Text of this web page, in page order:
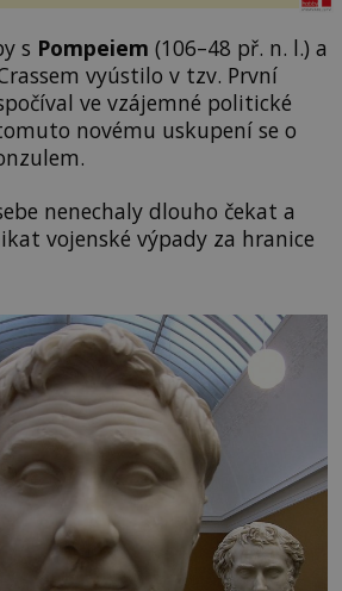
s Pompeiem (106–48 př. n. l.) a
vyústilo v tzv. První
ve vzájemné politické
novému uskupení se o
nenechaly dlouho čekat a
vojenské výpady za hranice